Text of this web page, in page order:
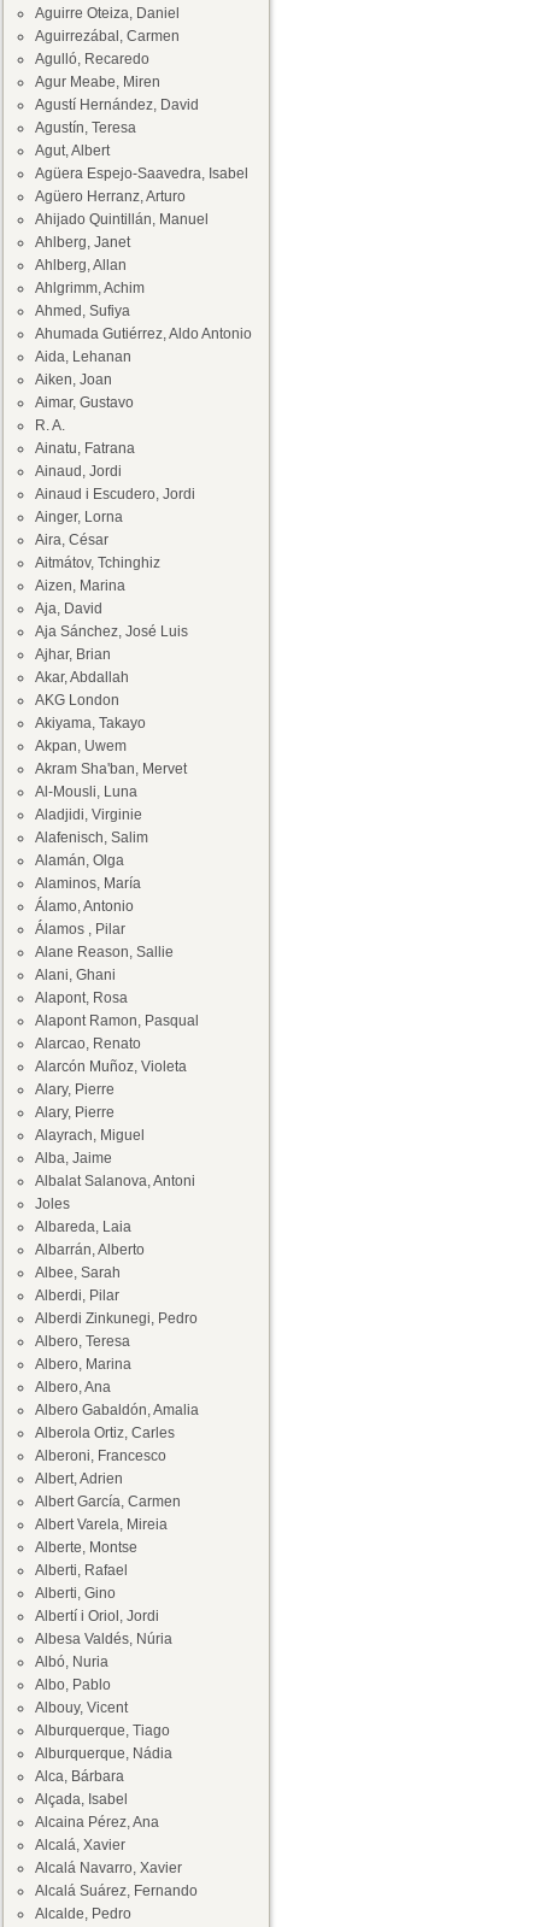
Aguirre Oteiza, Daniel
Aguirrezábal, Carmen
Agulló, Recaredo
Agur Meabe, Miren
Agustí Hernández, David
Agustín, Teresa
Agut, Albert
Agüera Espejo-Saavedra, Isabel
Agüero Herranz, Arturo
Ahijado Quintillán, Manuel
Ahlberg, Janet
Ahlberg, Allan
Ahlgrimm, Achim
Ahmed, Sufiya
Ahumada Gutiérrez, Aldo Antonio
Aida, Lehanan
Aiken, Joan
Aimar, Gustavo
R. A.
Ainatu, Fatrana
Ainaud, Jordi
Ainaud i Escudero, Jordi
Ainger, Lorna
Aira, César
Aitmátov, Tchinghiz
Aizen, Marina
Aja, David
Aja Sánchez, José Luis
Ajhar, Brian
Akar, Abdallah
AKG London
Akiyama, Takayo
Akpan, Uwem
Akram Sha'ban, Mervet
Al-Mousli, Luna
Aladjidi, Virginie
Alafenisch, Salim
Alamán, Olga
Alaminos, María
Álamo, Antonio
Álamos , Pilar
Alane Reason, Sallie
Alani, Ghani
Alapont, Rosa
Alapont Ramon, Pasqual
Alarcao, Renato
Alarcón Muñoz, Violeta
Alary, Pierre
Alary, Pierre
Alayrach, Miguel
Alba, Jaime
Albalat Salanova, Antoni
Joles
Albareda, Laia
Albarrán, Alberto
Albee, Sarah
Alberdi, Pilar
Alberdi Zinkunegi, Pedro
Albero, Teresa
Albero, Marina
Albero, Ana
Albero Gabaldón, Amalia
Alberola Ortiz, Carles
Alberoni, Francesco
Albert, Adrien
Albert García, Carmen
Albert Varela, Mireia
Alberte, Montse
Alberti, Rafael
Alberti, Gino
Albertí i Oriol, Jordi
Albesa Valdés, Núria
Albó, Nuria
Albo, Pablo
Albouy, Vicent
Alburquerque, Tiago
Alburquerque, Nádia
Alca, Bárbara
Alçada, Isabel
Alcaina Pérez, Ana
Alcalá, Xavier
Alcalá Navarro, Xavier
Alcalá Suárez, Fernando
Alcalde, Pedro